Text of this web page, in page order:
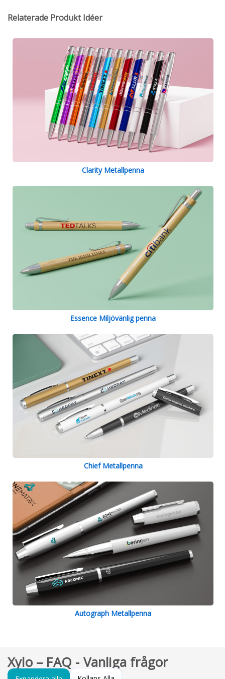
Relaterade Produkt Idéer
Clarity Metallpenna
Essence Miljövänlig penna
Chief Metallpenna
Autograph Metallpenna
Xylo – FAQ - Vanliga frågor